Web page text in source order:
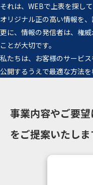
それは、WEBで上表を探し
オリジナル正の高い情報を
更に、情報の発信者は、権
ことが大切です。
私たちは、お客様のサービ
公開するうえで最適な方法を
事業内容やご要
をご提案いたしま